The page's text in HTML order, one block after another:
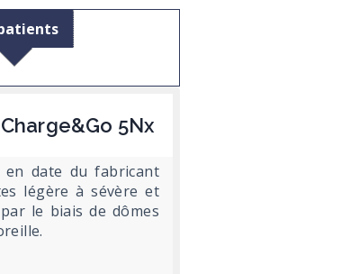
5Nx
date du fabricant
légère à sévère et
le biais de dômes